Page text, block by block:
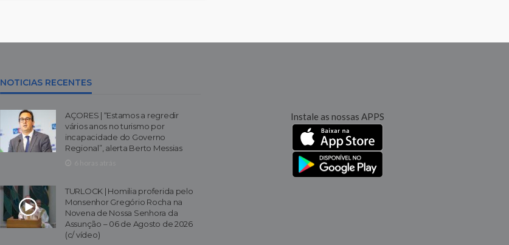
NOTICIAS RECENTES
AÇORES | “Estamos a regredir
vários anos no turismo por
incapacidade do Governo
Regional”, alerta Berto Messias
TURLOCK | Homilia proferida pelo
Monsenhor Gregório Rocha na
Novena de Nossa Senhora da
Assunção – 06 de Agosto de 2026
(c/ vídeo)
Instale as nossas APPS